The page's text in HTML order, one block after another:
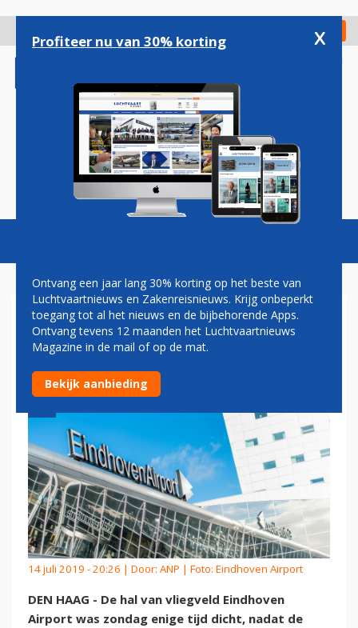
gaan
Check in
Magazine Podcasts Vacatures
EINDHOVEN AIRPORT TIJD
DICHT WEGENS ONDERZOEK
14 juli 2019 - 20:26 | Door: ANP | Foto: Eindhoven Airport
DEN HAAG - De hal van vliegveld Eindhoven
Airport was zondag enige tijd dicht, nadat de
Profiteer nu van 30% korting x
Ontvang een jaar lang 30% korting op het beste van
Luchtvaartnieuws en Zakenreisnieuws. Krijg onbeperkt
toegang tot al het nieuws en de bijbehorende Apps.
Ontvang tevens 12 maanden het Luchtvaartnieuws
Magazine in de mail of op de mat.
Bekijk aanbieding